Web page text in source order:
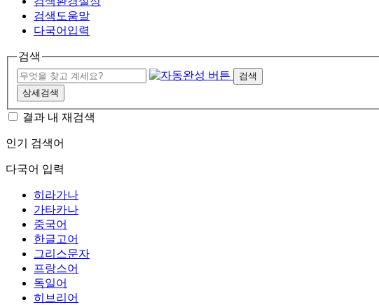
검색도움말
다국어입력
검색
검색
상세검색
결과 내 재검색
인기 검색어
다국어 입력
히라가나
가타카나
중국어
한글고어
그리스문자
프랑스어
독일어
히브리어